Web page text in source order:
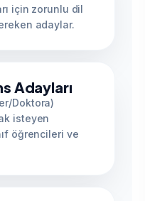
için zorunlu dil
adaylar.
Adayları
Doktora)
isteyen
öğrencileri ve